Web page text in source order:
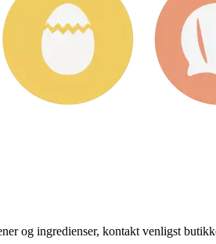
og ingredienser, kontakt venligst